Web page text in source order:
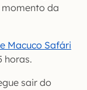
da
Macuco Safári
horas.
sair do